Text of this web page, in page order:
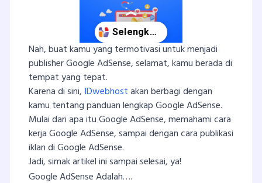
Nah, buat kamu yang termotivasi untuk menjadi
publisher Google AdSense, selamat, kamu berada di
tempat yang tepat.
Karena di sini, IDwebhostakan berbagi dengan
kamu tentang panduan lengkap Google AdSense.
Mulai dari apa itu Google AdSense, memahami cara
kerja Google AdSense, sampai dengan cara publikasi
iklan di Google AdSense.
Jadi, simak artikel ini sampai selesai, ya!
Google AdSense Adalah….